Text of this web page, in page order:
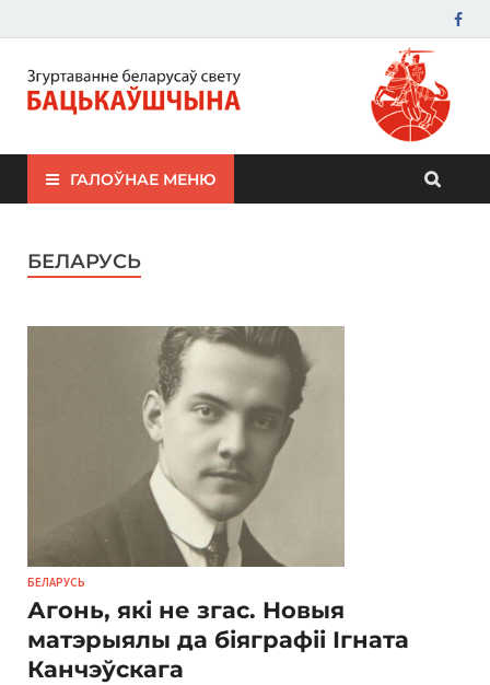
ЗБС "Бацькаўшчына"
ГАЛОЎНАЕ МЕНЮ
БЕЛАРУСЬ
БЕЛАРУСЬ
Агонь, які не згас. Новыя
матэрыялы да біяграфіі Ігната
Канчэўскага